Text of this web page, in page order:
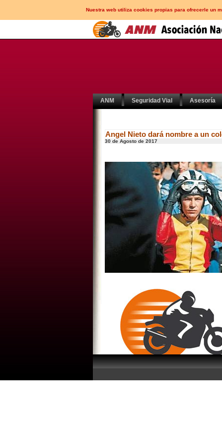
Nuestra web utiliza cookies propias para ofrecerle un
ANM Seguridad Vial Asesoría
Angel Nieto dará nombre a un
30 de Agosto de 2017